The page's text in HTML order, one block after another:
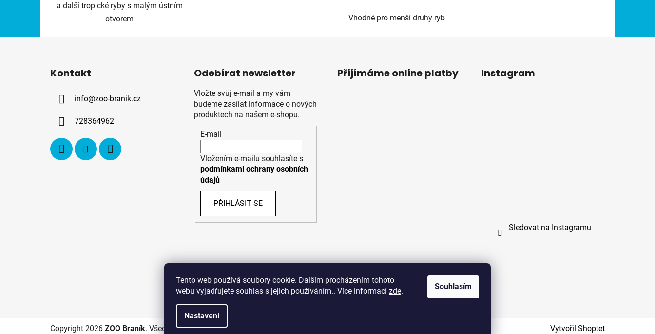
Tento web používá soubory cookie. Dalším procházením tohoto
webu vyjadřujete souhlas s jejich používáním.. Více informací zde.
Nastavení
Souhlasím
a další tropické ryby s malým ústním
otvorem
Vhodné pro menší druhy ryb
Kontakt
info@zoo-branik.cz
728364962
Odebírat newsletter
Vložte svůj e-mail a my vám
budeme zasílat informace o nových
produktech na našem e-shopu.
E-mail
Vložením e-mailu souhlasíte s
podmínkami ochrany osobních
údajů
PŘIHLÁSIT SE
Přijímáme online platby Instagram
Sledovat na Instagramu
PPL UPS
Copyright (c) 2011 - 2026 zoo-branik.cz - Všechna práva vyhrazena
Vytvořil Shoptet
Copyright 2026 ZOO Braník. Všechna práva vyhrazena.